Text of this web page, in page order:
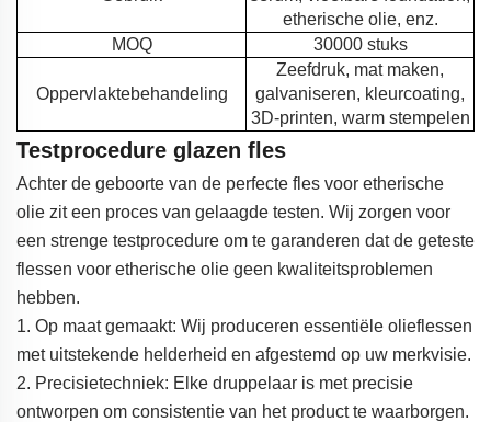
etherische olie, enz.
MOQ
30000 stuks
Oppervlaktebehandeling
Zeefdruk, mat maken,
galvaniseren, kleurcoating,
3D-printen, warm stempelen
Testprocedure glazen fles
Achter de geboorte van de perfecte fles voor etherische
olie zit een proces van gelaagde testen. Wij zorgen voor
een strenge testprocedure om te garanderen dat de geteste
flessen voor etherische olie geen kwaliteitsproblemen
hebben.
1. Op maat gemaakt: Wij produceren essentiële olieflessen
met uitstekende helderheid en afgestemd op uw merkvisie.
2. Precisietechniek: Elke druppelaar is met precisie
ontworpen om consistentie van het product te waarborgen.